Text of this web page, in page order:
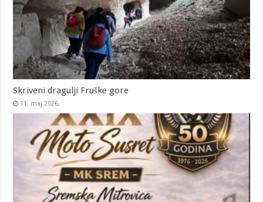
Skriveni dragulji Fruške gore
11. maj 2026.